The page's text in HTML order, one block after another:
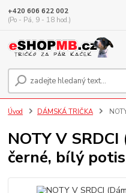
+420 606 622 002
(Po - Pá, 9 - 18 hod.)
Úvod DÁMSKÁ TRIČKA
NOTY V
černé, bílý